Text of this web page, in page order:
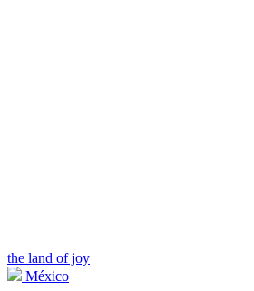
the land of joy
México